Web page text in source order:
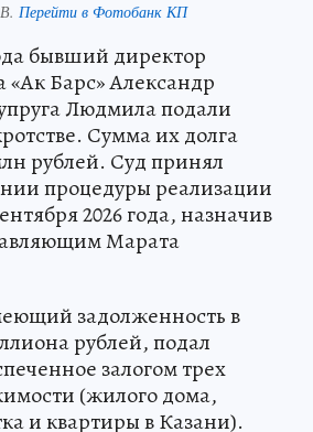
Перейти в Фотобанк КП
бывший директор
«Ак Барс» Александр
Людмила подали
Сумма их долга
рублей. Суд принял
процедуры реализации
2026 года, назначив
Марата
задолженность в
рублей, подал
залогом трех
(жилого дома,
и квартиры в Казани).